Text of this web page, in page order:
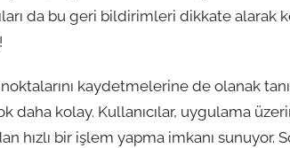
da bu geri bildirimleri dikkate alarak
kaydetmelerine de olanak
daha kolay. Kullanıcılar, uygulama
hızlı bir işlem yapma imkanı sunuyor.